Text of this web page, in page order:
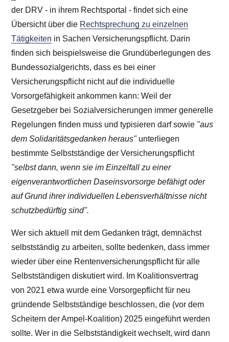
der DRV - in ihrem Rechtsportal - findet sich eine
Übersicht über die Rechtsprechung zu einzelnen
Tätigkeiten in Sachen Versicherungspflicht. Darin
finden sich beispielsweise die Grundüberlegungen des
Bundessozialgerichts, dass es bei einer
Versicherungspflicht nicht auf die individuelle
Vorsorgefähigkeit ankommen kann: Weil der
Gesetzgeber bei Sozialversicherungen immer generelle
Regelungen finden muss und typisieren darf sowie "aus
dem Solidaritätsgedanken heraus"unterliegen
bestimmte Selbstständige der Versicherungspflicht
"selbst dann, wenn sie im Einzelfall zu einer
eigenverantwortlichen Daseinsvorsorge befähigt oder
auf Grund ihrer individuellen Lebensverhältnisse nicht
schutzbedürftig sind".
Wer sich aktuell mit dem Gedanken trägt, demnächst
selbstständig zu arbeiten, sollte bedenken, dass immer
wieder über eine Rentenversicherungspflicht für alle
Selbstständigen diskutiert wird. Im Koalitionsvertrag
von 2021 etwa wurde eine Vorsorgepflicht für neu
gründende Selbstständige beschlossen, die (vor dem
Scheitern der Ampel-Koalition) 2025 eingeführt werden
sollte. Wer in die Selbstständigkeit wechselt, wird dann